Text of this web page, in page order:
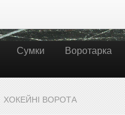
Сумки Воротарка
ХОКЕЙНІ ВОРОТА